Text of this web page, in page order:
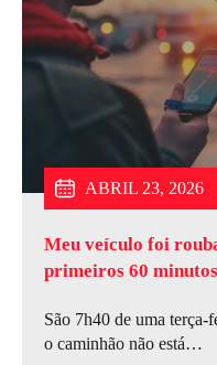
Meu veículo foi
primeiros 60 minutos
JULHO 6, 2026
São 7h40 de uma terça-
o caminhão não está…
JUNHO 15, 2026
ABRIL 23, 2026